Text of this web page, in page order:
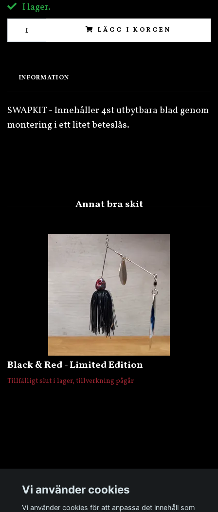
I lager.
LÄGG I KORGEN
INFORMATION
SWAPKIT - Innehåller 4st utbytbara blad genom
montering i ett litet beteslås.
Black & Red - Limited Edition
Tillfälligt slut i lager, tillverkning pågår
Sociala medier
Vi använder cookies
Vi använder cookies för att anpassa det innehåll som